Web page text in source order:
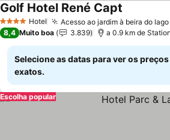
4 EstrelasHotel Acesso ao jardim à beira do
Golf Hotel René Capt
8,4 Muito boa 3.839 a 0.9 km de
Selecione as datas para ver os preços
exatos.
Escolha popular